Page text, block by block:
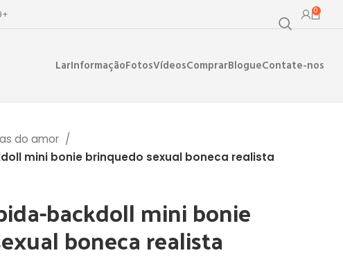
0
LarInformaçãoFotosVídeosComprarBlogueContate-nos
do amor
mini bonie brinquedo sexual boneca realista
backdoll mini bonie
boneca realista